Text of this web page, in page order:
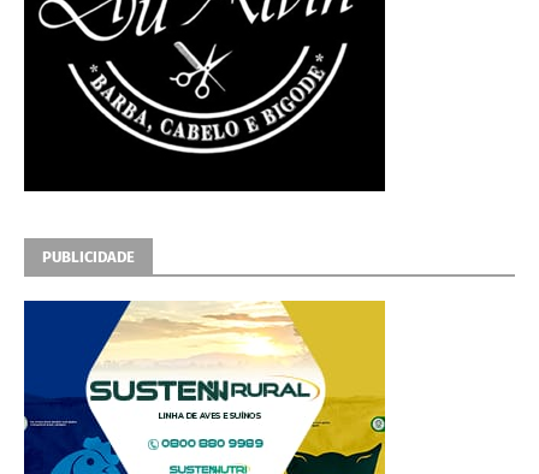
PUBLICIDADE